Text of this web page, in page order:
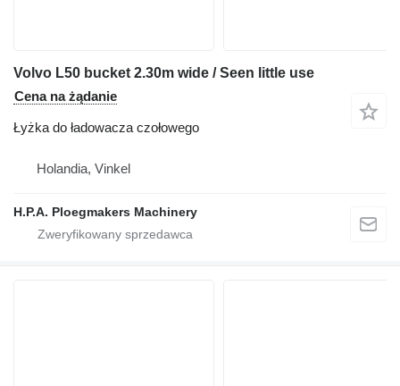
Volvo L50 bucket 2.30m wide / Seen little use
Cena na żądanie
Łyżka do ładowacza czołowego
Holandia, Vinkel
H.P.A. Ploegmakers Machinery